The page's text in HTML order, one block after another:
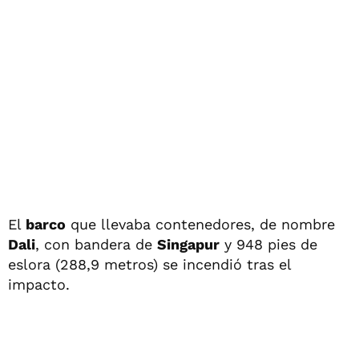
El barco que llevaba contenedores, de nombre
Dali, con bandera de Singapur y 948 pies de
eslora (288,9 metros) se incendió tras el
impacto.